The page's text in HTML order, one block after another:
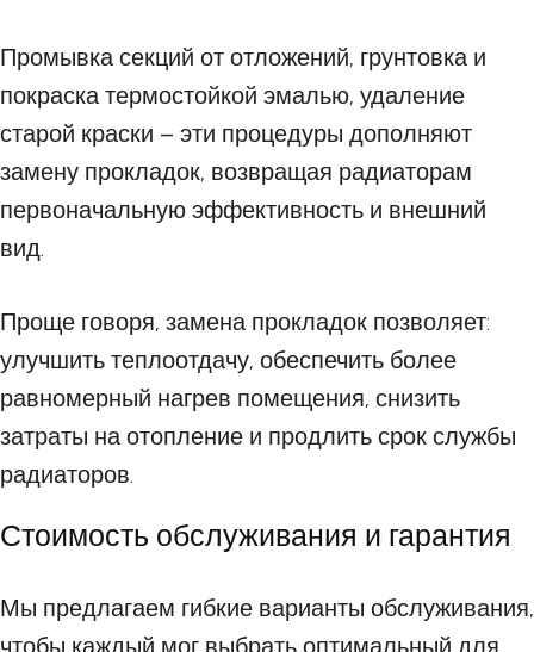
Промывка секций от отложений, грунтовка и
покраска термостойкой эмалью, удаление
старой краски – эти процедуры дополняют
замену прокладок, возвращая радиаторам
первоначальную эффективность и внешний
вид.
Проще говоря, замена прокладок позволяет:
улучшить теплоотдачу, обеспечить более
равномерный нагрев помещения, снизить
затраты на отопление и продлить срок службы
радиаторов.
Стоимость обслуживания и гарантия
Мы предлагаем гибкие варианты обслуживания,